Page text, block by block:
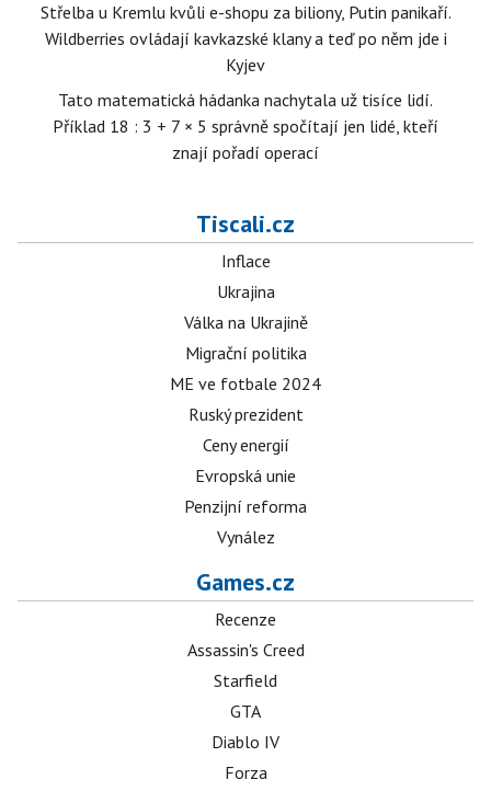
Střelba u Kremlu kvůli e-shopu za biliony, Putin panikaří.
Wildberries ovládají kavkazské klany a teď po něm jde i
Kyjev
Tato matematická hádanka nachytala už tisíce lidí.
Příklad 18 : 3 + 7 × 5 správně spočítají jen lidé, kteří
znají pořadí operací
Tiscali.cz
Inflace
Ukrajina
Válka na Ukrajině
Migrační politika
ME ve fotbale 2024
Ruský prezident
Ceny energií
Evropská unie
Penzijní reforma
Vynález
Games.cz
Recenze
Assassin's Creed
Starfield
GTA
Diablo IV
Forza